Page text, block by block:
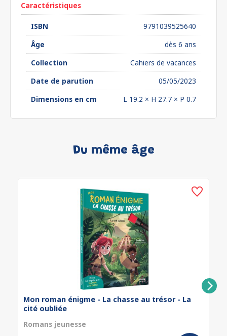
Caractéristiques
ISBN
9791039525640
Âge
dès 6 ans
Collection
Cahiers de vacances
Date de parution
05/05/2023
Dimensions en cm
L 19.2 × H 27.7 × P 0.7
Du même âge
Mon roman énigme - La chasse au trésor - La
cité oubliée
Romans jeunesse